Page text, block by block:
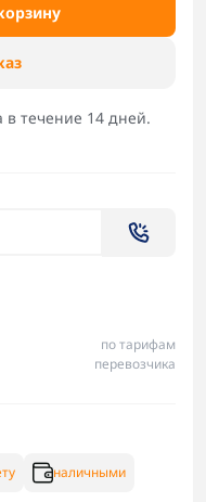
течение 14 дней.
по тарифам
перевозчика
наличными